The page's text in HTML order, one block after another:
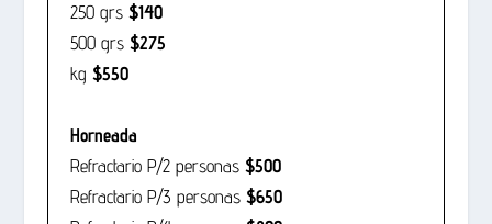
250 grs $140
500 grs $275
kg $550
Horneada
Refractario P/2 personas $500
Refractario P/3 personas $650